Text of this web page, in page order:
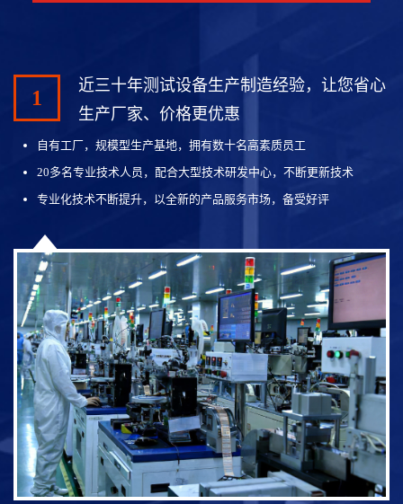
1
近三十年测试设备生产制造经验，让您省心
生产厂家、价格更优惠
自有工厂，规模型生产基地，拥有数十名高素质员工
20多名专业技术人员，配合大型技术研发中心，不断更新技术
专业化技术不断提升，以全新的产品服务市场，备受好评